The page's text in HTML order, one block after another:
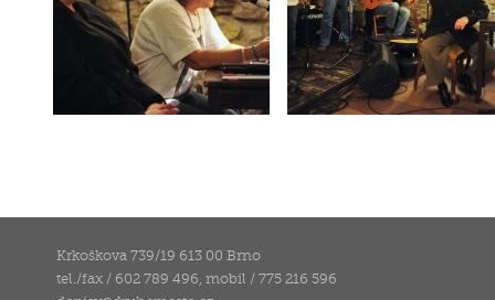
Krkoškova 739/19 613 00 Brno
tel./fax / 602 789 496, mobil / 775 216 596